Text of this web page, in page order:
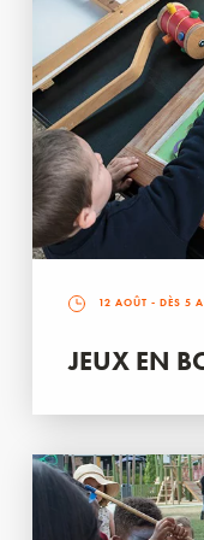
12 AOÛT - DÈS 5
JEUX EN